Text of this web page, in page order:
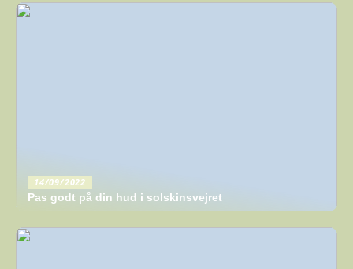
14/09/2022
Pas godt på din hud i solskinsvejret